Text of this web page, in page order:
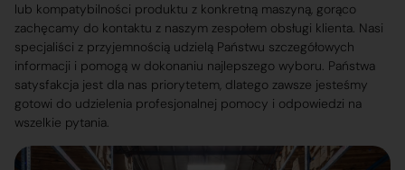
lub kompatybilności produktu z konkretną maszyną, gorąco
zachęcamy do kontaktu z naszym zespołem obsługi klienta. Nasi
specjaliści z przyjemnością udzielą Państwu szczegółowych
informacji i pomogą w dokonaniu najlepszego wyboru. Państwa
satysfakcja jest dla nas priorytetem, dlatego zawsze jesteśmy
gotowi do udzielenia profesjonalnej pomocy i odpowiedzi na
wszelkie pytania.